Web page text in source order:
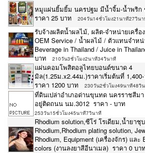
หมูแผ่นยิ้มยิ้ม นครปฐม มีน้ำจิ้ม-น้ำพริก
ราคา 25 บาท
204วัน14ชั่วโมง21นาที27วินา
รับจ้างผลิตน้ำผลไม้, ผลิต-จำหน่ายเครื่อ
OEM Service / น้ำผลไม้ / ตัวแทนจำห
Beverage in Thailand / Juice in
บาท
210วัน3ชั่วโมง2นาที34วินาที
แผ่นคอมโพสิตอลูไทยบอนด์ขนาด 4
มิล(1.25ม.x2.44ม.)ราคาเริ่มต้นที่
ราคา 1200 บาท
230วัน2ชั่วโมง49นาที48วิ
ที่ดินเปล่าอำเภอด่านขุนทด นครราชสีมา
อยู่ติดถนน นม.3012 ราคา - บาท
253วัน15ชั่วโมง45นาที7วินาที
Rhodium solution,ซีโร่ โรเดียม,น้ำยาชุ
Rhodium,Rhodium plating solution,
Rhodium, Equipment (เครื่องจักร) และ
colors (งานลงยาสีอีนาเมล) ราคา 0 บาท